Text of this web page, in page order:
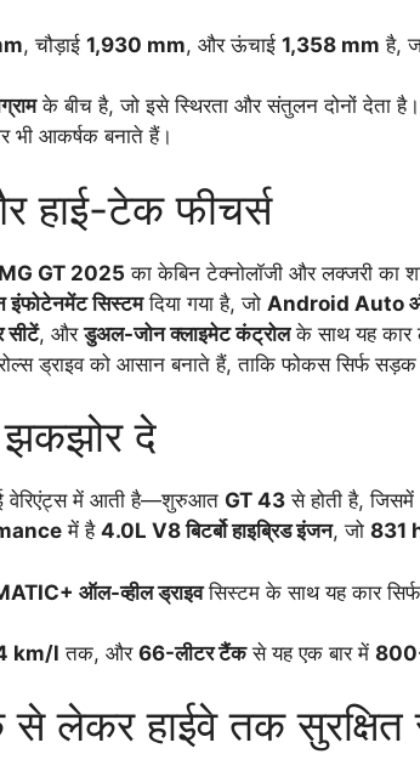
, चौड़ाई 1,930 mm, और ऊंचाई 1,358 mm है,
के बीच है, जो इसे स्थिरता और संतुलन दोनों देता है।
आकर्षक बनाते हैं।
हाई-टेक फीचर्स
GT 2025 का केबिन टेक्नोलॉजी और लक्जरी का
सिस्टमदिया गया है, जो Android Auto
सीटें, औरडुअल-जोन क्लाइमेट कंट्रोलके साथ यह कार
ड्राइव को आसान बनाते हैं, ताकि फोकस सिर्फ सड़क
झकझोर दे
वेरिएंट्स में आती है—शुरुआत GT 43 से होती है, जिसमें
में है 4.0L V8 बिटर्बो हाइब्रिड इंजन, जो 831
ऑल-व्हील ड्राइवसिस्टम के साथ यह कार सिर्फ
km/l तक, और 66-लीटर टैंकसे यह एक बार में
से लेकर हाईवे तक